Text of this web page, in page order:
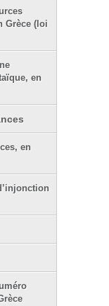
Grèce (loi
en
en